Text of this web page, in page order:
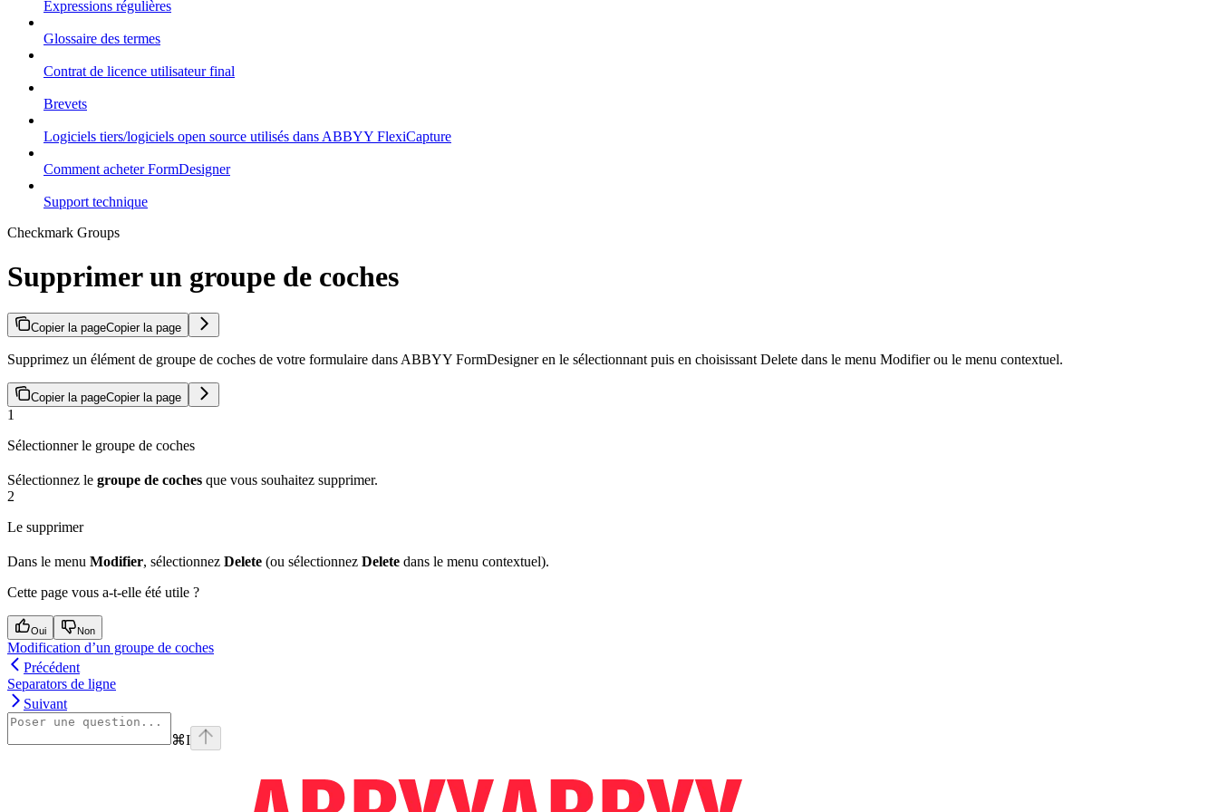
Expressions régulières
Glossaire des termes
Contrat de licence utilisateur final
Brevets
Logiciels tiers/logiciels open source utilisés dans ABBYY FlexiCapture
Comment acheter FormDesigner
Support technique
Checkmark Groups
Supprimer un groupe de coches
Copier la pageCopier la page
Supprimez un élément de groupe de coches de votre formulaire dans ABBYY FormDesigner en le sélectionnant puis en choisissant Delete dans le menu Modifier ou le menu contextuel.
Copier la pageCopier la page
1
Sélectionner le groupe de coches
Sélectionnez le groupe de coches que vous souhaitez supprimer.
2
Le supprimer
Dans le menu Modifier, sélectionnez Delete (ou sélectionnez Delete dans le menu contextuel).
Cette page vous a-t-elle été utile ?
Oui Non
Modification d’un groupe de coches
Précédent
Separators de ligne
Suivant
⌘I